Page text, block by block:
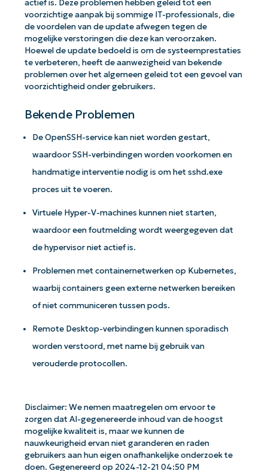
actief is. Deze problemen hebben geleid tot een
voorzichtige aanpak bij sommige IT-professionals, die
de voordelen van de update afwegen tegen de
mogelijke verstoringen die deze kan veroorzaken.
Hoewel de update bedoeld is om de systeemprestaties
te verbeteren, heeft de aanwezigheid van bekende
problemen over het algemeen geleid tot een gevoel van
voorzichtigheid onder gebruikers.
Bekende Problemen
De OpenSSH-service kan niet worden gestart,
waardoor SSH-verbindingen worden voorkomen en
handmatige interventie nodig is om het sshd.exe
proces uit te voeren.
Virtuele Hyper-V-machines kunnen niet starten,
waardoor een foutmelding wordt weergegeven dat
de hypervisor niet actief is.
Problemen met containernetwerken op Kubernetes,
waarbij containers geen externe netwerken bereiken
of niet communiceren tussen pods.
Remote Desktop-verbindingen kunnen sporadisch
worden verstoord, met name bij gebruik van
verouderde protocollen.
Disclaimer: We nemen maatregelen om ervoor te
zorgen dat AI-gegenereerde inhoud van de hoogst
mogelijke kwaliteit is, maar we kunnen de
nauwkeurigheid ervan niet garanderen en raden
gebruikers aan hun eigen onafhankelijke onderzoek te
doen. Gegenereerd op 2024-12-21 04:50 PM
Aan de slag met NinjaOne AI-
name*
email*